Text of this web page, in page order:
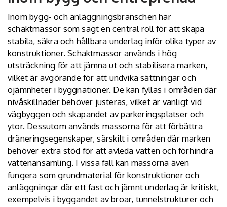
Inom bygg- och anläggningsbranschen har
schaktmassor som sagt en central roll för att skapa
stabila, säkra och hållbara underlag inför olika typer av
konstruktioner. Schaktmassor används i hög
utsträckning för att jämna ut och stabilisera marken,
vilket är avgörande för att undvika sättningar och
ojämnheter i byggnationer. De kan fyllas i områden där
nivåskillnader behöver justeras, vilket är vanligt vid
vägbyggen och skapandet av parkeringsplatser och
ytor. Dessutom används massorna för att förbättra
dräneringsegenskaper, särskilt i områden där marken
behöver extra stöd för att avleda vatten och förhindra
vattenansamling. I vissa fall kan massorna även
fungera som grundmaterial för konstruktioner och
anläggningar där ett fast och jämnt underlag är kritiskt,
exempelvis i byggandet av broar, tunnelstrukturer och